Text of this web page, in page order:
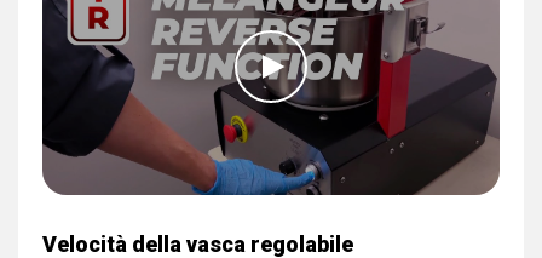
Velocità della vasca regolabile